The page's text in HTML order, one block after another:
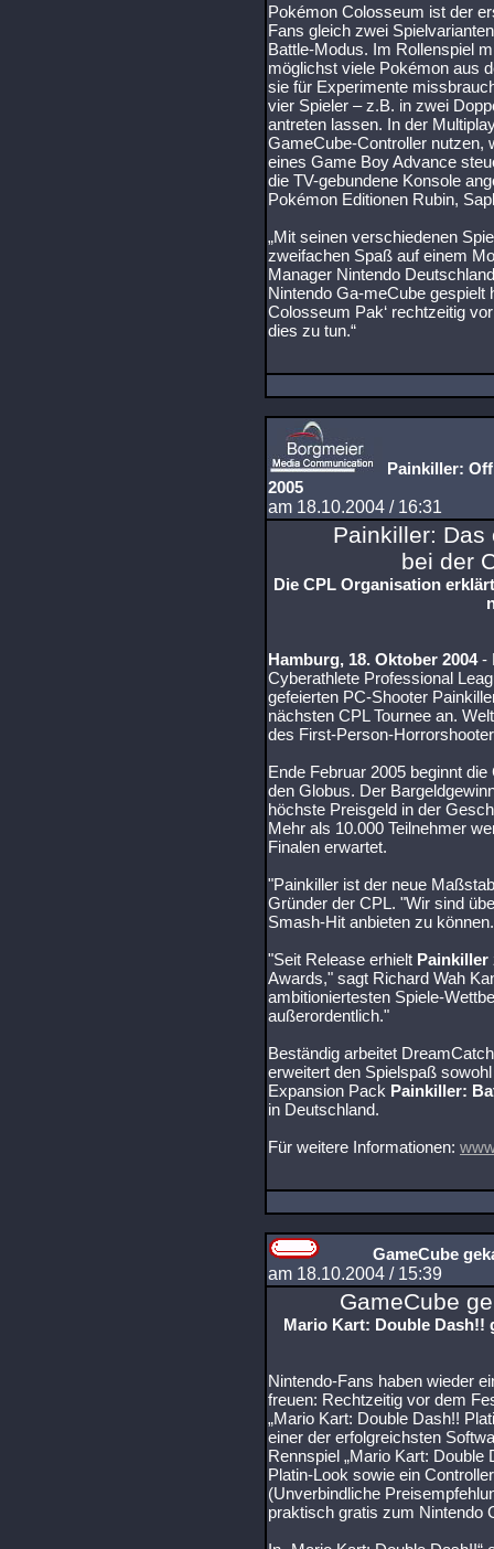
Pokémon Colosseum ist der
Fans gleich zwei
Battle-Modus. Im Rollenspiel
möglichst viele Pokémon aus
sie für Experimente
vier Spieler – z.B. in zwei
antreten lassen. In der
GameCube-Controller nutzen,
eines Game Boy Advance
die TV-gebundene Konsole
Pokémon Editionen Rubin,
„Mit seinen verschiedenen
zweifachen Spaß auf einem
Manager Nintendo
Nintendo Ga-meCube gespielt
Colosseum Pak‘ rechtzeitig
dies zu tun.“
Painkiller:
2005
am 18.10.2004 / 16:31
Painkiller:
bei der
Die CPL Organisation
Hamburg, 18. Oktober 2004-
Cyberathlete­ Professional
gefeierten PC-Shooter
nächsten CPL Tournee an.
des First-Person-
Ende Februar 2005 beginnt
den Globus. Der
höchste Preisgeld in der
Mehr als 10.000 Teilnehmer
Finalen erwartet.
"Painkiller ist der neue
Gründer der CPL. "Wir sind
Smash-Hit anbieten zu
"Seit Release erhielt Painkiller
Awards," sagt Richard Wah
ambitioniertesten Spiele-
außerordentlich."
Beständig arbeitet
erweitert den Spielspaß
Expansion Pack Painkiller:
in Deutschland.
Für weitere Informationen:
GameCube
am 18.10.2004 / 15:39
GameCube
Mario Kart: Double Dash!!
Nintendo-Fans haben wieder
freuen: Rechtzeitig vor dem
„Mario Kart: Double Dash!!
einer der erfolgreichsten
Rennspiel „Mario Kart: Double
Platin-Look sowie ein
(Unverbindliche
praktisch gratis zum Nintendo